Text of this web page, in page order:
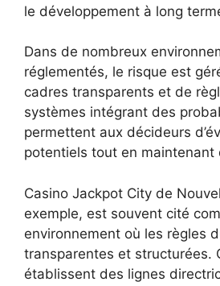
le développement à long
Dans de nombreux
réglementés, le risque est
cadres transparents et de
systèmes intégrant des
permettent aux décideurs
potentiels tout en maintenant
Casino Jackpot City de
exemple, est souvent cité
environnement où les règles
transparentes et structurées.
établissent des lignes